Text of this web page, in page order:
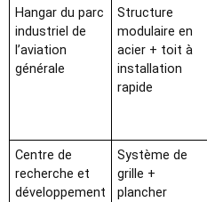
Hangar du parc
industriel de
l’aviation
générale
Structure
modulaire en
acier + toit à
installation
rapide
Centre de
recherche et
développement
Système de
grille +
plancher